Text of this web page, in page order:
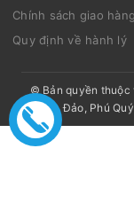
Chính sách giao hàng
Quy định về hành lý
© Bản quyền thuộc
Côn Đảo, Phú